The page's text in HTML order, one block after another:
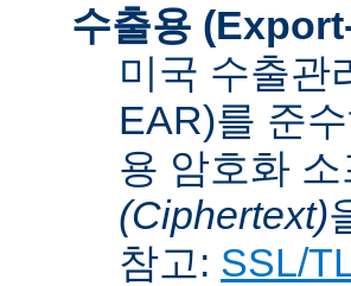
수출용
미국 수출관
EAR)를 준
용 암호화
(Ciphertext)
참고: SSL/